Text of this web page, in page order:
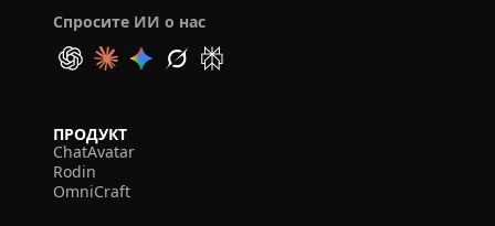
Спросите ИИ о нас
ПРОДУКТ
ChatAvatar
Rodin
OmniCraft